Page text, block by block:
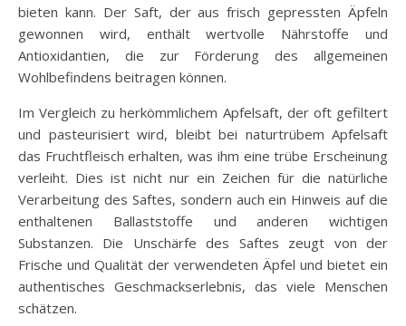
bieten kann. Der Saft, der aus frisch gepressten Äpfeln
gewonnen wird, enthält wertvolle Nährstoffe und
Antioxidantien, die zur Förderung des allgemeinen
Wohlbefindens beitragen können.
Im Vergleich zu herkömmlichem Apfelsaft, der oft gefiltert
und pasteurisiert wird, bleibt bei naturtrübem Apfelsaft
das Fruchtfleisch erhalten, was ihm eine trübe Erscheinung
verleiht. Dies ist nicht nur ein Zeichen für die natürliche
Verarbeitung des Saftes, sondern auch ein Hinweis auf die
enthaltenen Ballaststoffe und anderen wichtigen
Substanzen. Die Unschärfe des Saftes zeugt von der
Frische und Qualität der verwendeten Äpfel und bietet ein
authentisches Geschmackserlebnis, das viele Menschen
schätzen.